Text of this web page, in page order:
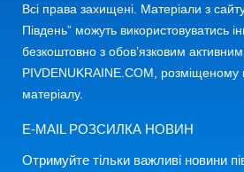
Всі права захищені. Матеріали з
Південь” можуть використовуватись
безкоштовно з обов’язковим
PIVDENUKRAINE.COM, розміщеному
матеріалу.
E-MAIL РОЗСИЛКА НОВИН
Отримуйте тільки важливі новини